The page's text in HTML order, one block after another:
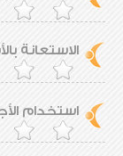
الاستعانة
استخدام